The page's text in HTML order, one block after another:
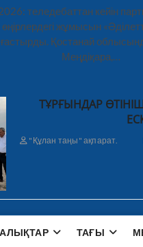
теледебаттан кейін
жұмысын
Қостанай
Меңдіқара,…
ТҰРҒЫНДАР
"Құлан таңы" ақпарат.
ТАҒЫ